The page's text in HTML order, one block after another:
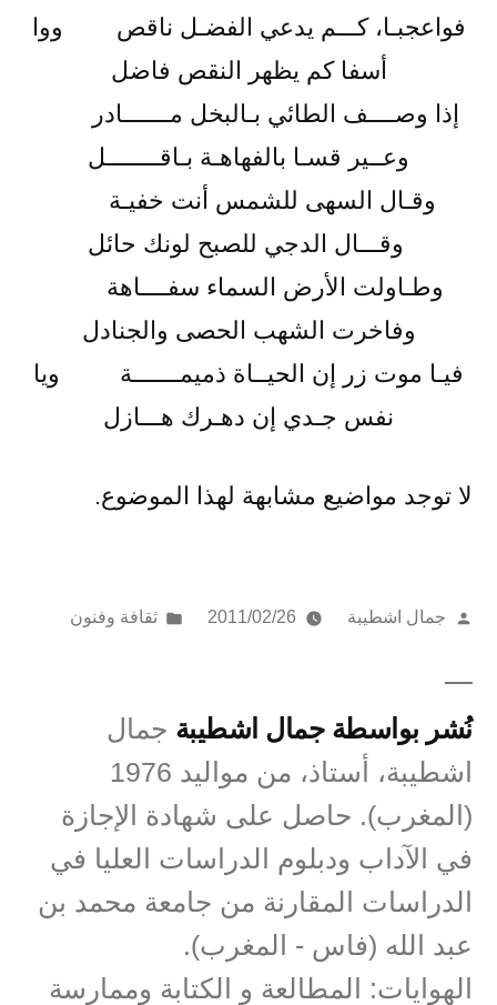
فواعجبـا، كـــم يدعي الفضـل ناقص ووا
أسفا كم يظهر النقص فاضل
إذا وصــــف الطائي بـالبخل مـــــــادر
وعــير قسـا بالفهاهـة بـاقــــــــل
وقـال السهى للشمس أنت خفيـة
وقـــال الدجي للصبح لونك حائل
وطـاولت الأرض السماء سفــــاهة
وفاخرت الشهب الحصى والجنادل
فيـا موت زر إن الحيــاة ذميمـــــــة ويا
نفس جـدي إن دهـرك هـــازل
لا توجد مواضيع مشابهة لهذا الموضوع.
تمّ
بواسطة
جمال اشطيبة 2011/02/26
نُشر
ثقافة وفنون
نُشر بواسطة جمال اشطيبة جمال
اشطيبة، أستاذ، من مواليد 1976
(المغرب). حاصل على شهادة الإجازة
في الآداب ودبلوم الدراسات العليا في
الدراسات المقارنة من جامعة محمد بن
عبد الله (فاس - المغرب).
الهوايات: المطالعة و الكتابة وممارسة